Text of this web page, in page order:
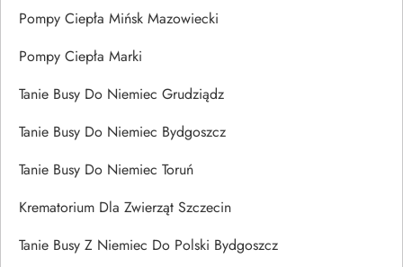
Pompy Ciepła Mińsk Mazowiecki
Pompy Ciepła Marki
Tanie Busy Do Niemiec Grudziądz
Tanie Busy Do Niemiec Bydgoszcz
Tanie Busy Do Niemiec Toruń
Krematorium Dla Zwierząt Szczecin
Tanie Busy Z Niemiec Do Polski Bydgoszcz